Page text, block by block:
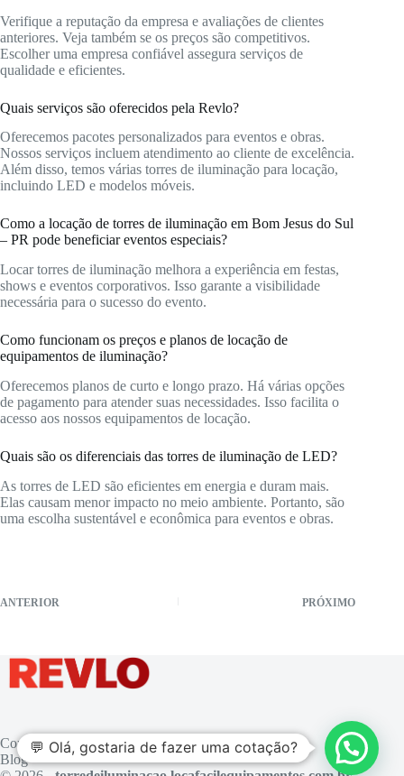
Verifique a reputação da empresa e avaliações de clientes
anteriores. Veja também se os preços são competitivos.
Escolher uma empresa confiável assegura serviços de
qualidade e eficientes.
Quais serviços são oferecidos pela Revlo?
Oferecemos pacotes personalizados para eventos e obras.
Nossos serviços incluem atendimento ao cliente de excelência.
Além disso, temos várias torres de iluminação para locação,
incluindo LED e modelos móveis.
Como a locação de torres de iluminação em Bom Jesus do Sul
– PR pode beneficiar eventos especiais?
Locar torres de iluminação melhora a experiência em festas,
shows e eventos corporativos. Isso garante a visibilidade
necessária para o sucesso do evento.
Como funcionam os preços e planos de locação de
equipamentos de iluminação?
Oferecemos planos de curto e longo prazo. Há várias opções
de pagamento para atender suas necessidades. Isso facilita o
acesso aos nossos equipamentos de locação.
Quais são os diferenciais das torres de iluminação de LED?
As torres de LED são eficientes em energia e duram mais.
Elas causam menor impacto no meio ambiente. Portanto, são
uma escolha sustentável e econômica para eventos e obras.
ANTERIOR PRÓXIMO
Contato
Blog
💬 Olá, gostaria de fazer uma cotação?